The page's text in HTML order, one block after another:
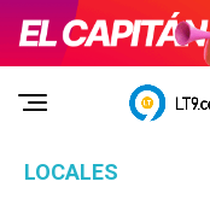
LOCALES